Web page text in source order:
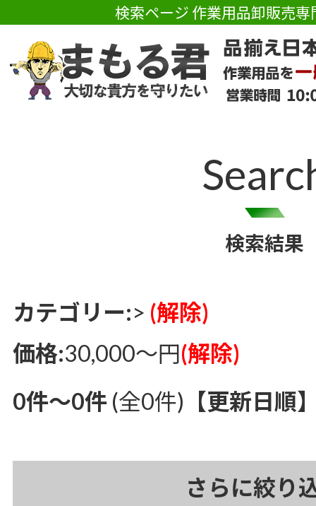
検索ページ 作業用品卸販売
検索結果
カテゴリー:> (解除)
価格:30,000～円(解除)
0件～0件 (全0件) 【更新日順
さらに絞り